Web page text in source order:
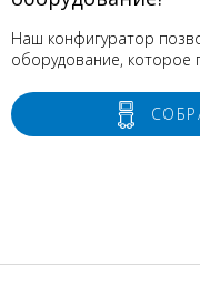
Наш конфигуратор
оборудование, которое